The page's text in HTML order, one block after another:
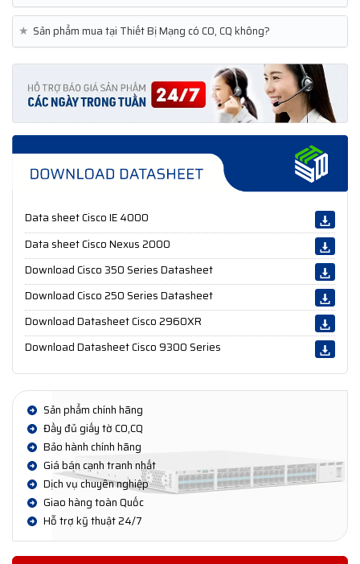
★ Sản phẩm mua tại Thiết Bị Mạng có CO, CQ không?
Data sheet Cisco IE 4000
Data sheet Cisco Nexus 2000
Download Cisco 350 Series Datasheet
Download Cisco 250 Series Datasheet
Download Datasheet Cisco 2960XR
Download Datasheet Cisco 9300 Series
Sản phẩm chính hãng
Đầy đủ giấy tờ CO,CQ
Bảo hành chính hãng
Giá bán cạnh tranh nhất
Dịch vụ chuyên nghiệp
Giao hàng toàn Quốc
Hỗ trợ kỹ thuật 24/7